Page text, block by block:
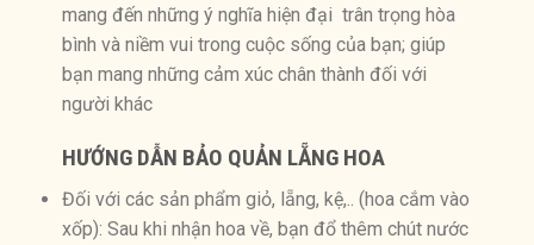
mang đến những ý nghĩa hiện đại trân trọng hòa
bình và niềm vui trong cuộc sống của bạn; giúp
bạn mang những cảm xúc chân thành đối với
người khác
HƯỚNG DẪN BẢO QUẢN LẴNG HOA
Đối với các sản phẩm giỏ, lẵng, kệ,.. (hoa cắm vào
xốp): Sau khi nhận hoa về, bạn đổ thêm chút nước